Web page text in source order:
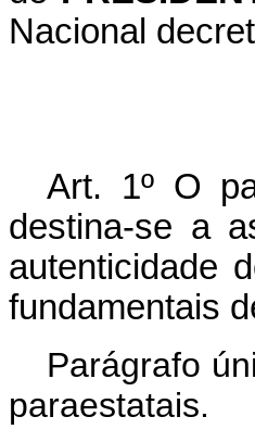
Nacional
Art. 1º O
destina-se a
autenticidade
fundamentais
Parágrafo